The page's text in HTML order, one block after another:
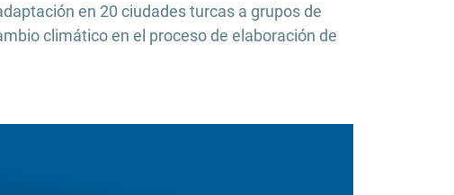
en 20 ciudades turcas a grupos de
climático en el proceso de elaboración de